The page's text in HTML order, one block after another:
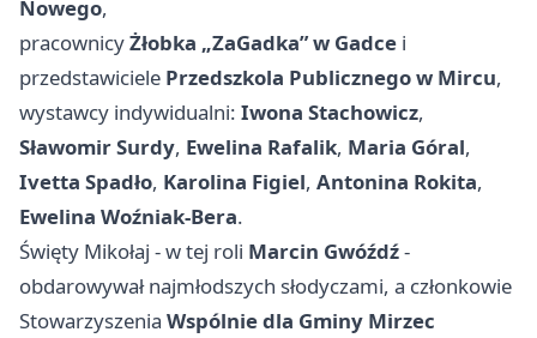
Nowego,
pracownicyŻłobka „ZaGadka” w Gadce i
przedstawiciele Przedszkola Publicznego w Mircu,
wystawcy indywidualni: Iwona Stachowicz,
Sławomir Surdy, Ewelina Rafalik, Maria Góral,
Ivetta Spadło, Karolina Figiel, Antonina Rokita,
Ewelina Woźniak-Bera.
Święty Mikołaj - w tej roli Marcin Gwóźdź-
obdarowywał najmłodszych słodyczami, a członkowie
Stowarzyszenia Wspólnie dla Gminy Mirzec